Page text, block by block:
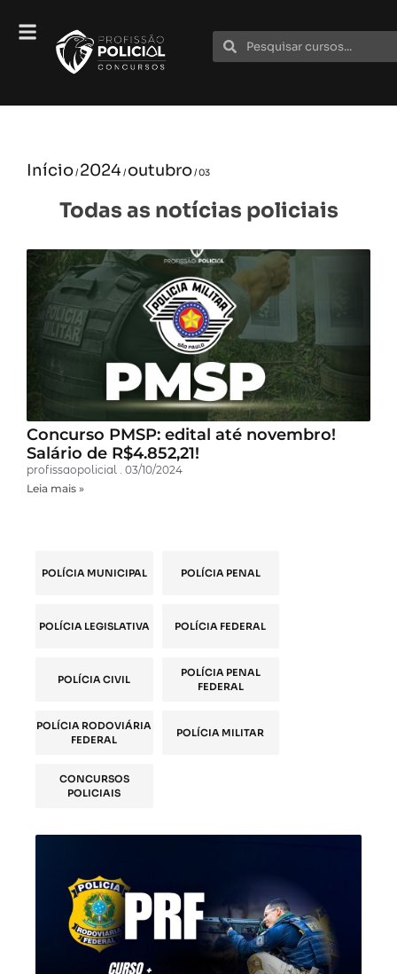
Início/ 2024 / outubro/ 03
Todas as notícias policiais
Concurso PMSP: edital até novembro!
Salário de R$4.852,21!
profissaopolicial
03/10/2024
Leia mais »
POLÍCIA MUNICIPAL POLÍCIA PENAL
POLÍCIA LEGISLATIVA POLÍCIA FEDERAL
POLÍCIA CIVIL
POLÍCIA PENAL
FEDERAL
POLÍCIA RODOVIÁRIA
FEDERAL
POLÍCIA MILITAR
CONCURSOS
POLICIAIS